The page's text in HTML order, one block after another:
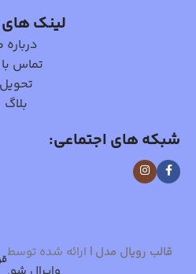
لینک
درباره
تماس با
تحویل
بلاگ
شبکه های اجتماعی:
قالب رویال مدل | ارائه شده توسط